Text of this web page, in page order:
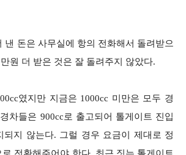
낸 돈은 사무실에 항의 전화해서 돌려받으
원 더 받은 것은 잘 돌려주지 않았다.
였지만 지금은 1000cc 미만은 모두 경
차들은 900cc로 출고되어 톨게이트 진입
되지 않는다. 그럴 경우 요금이 제대로 정